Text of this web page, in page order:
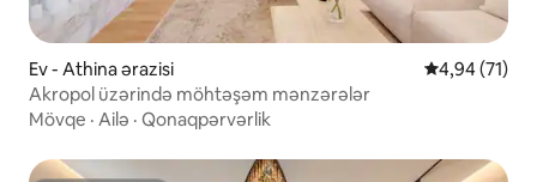
Ev - Athina ərazisi Ortalama
4,94 (71)
Akropol üzərində möhtəşəm mənzərələr
Mövqe · Ailə · Qonaqpərvərlik